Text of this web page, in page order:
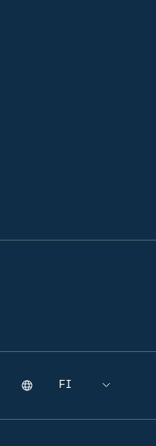
Selecting
Kieli